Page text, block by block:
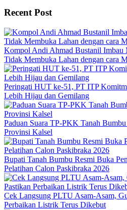
Recent Post
Kompol Andi Ahmad Bustanil Imbau
Tidak Membuka Lahan dengan cara
Peringati HUT ke-51, PT ITP
Lebih Hijau dan Gemilang
Paduan Suara TP-PKK Tanah
Provinsi Kalsel
Bupati Tanah Bumbu Resmi Buka
Pelatihan Calon Paskibraka 2026
Cek Langsung PLTU Asam-Asam,
Perbaikan Listrik Terus Dikebut